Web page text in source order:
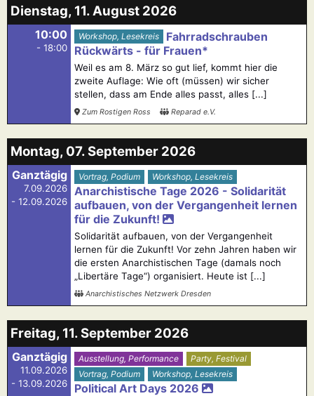
Dienstag, 11. August 2026
10:00
- 18:00
Workshop, Lesekreis
Fahrradschrauben
Rückwärts - für Frauen*
Weil es am 8. März so gut lief, kommt hier die
zweite Auflage: Wie oft (müssen) wir sicher
stellen, dass am Ende alles passt, alles [...]
Zum Rostigen Ross Reparad e.V.
Montag, 07. September 2026
Ganztägig
7.09.2026
- 12.09.2026
Vortrag, Podium Workshop, Lesekreis
Anarchistische Tage 2026 - Solidarität
aufbauen, von der Vergangenheit lernen
für die Zukunft!
Solidarität aufbauen, von der Vergangenheit
lernen für die Zukunft! Vor zehn Jahren haben wir
die ersten Anarchistischen Tage (damals noch
„Libertäre Tage“) organisiert. Heute ist [...]
Anarchistisches Netzwerk Dresden
Freitag, 11. September 2026
Ganztägig
11.09.2026
- 13.09.2026
Ausstellung, Performance
Party, Festival
Vortrag, Podium
Workshop, Lesekreis
Political Art Days 2026